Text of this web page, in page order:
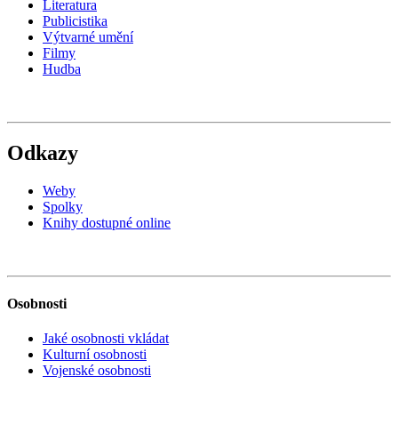
Literatura
Publicistika
Výtvarné umění
Filmy
Hudba
Odkazy
Weby
Spolky
Knihy dostupné online
Osobnosti
Jaké osobnosti vkládat
Kulturní osobnosti
Vojenské osobnosti